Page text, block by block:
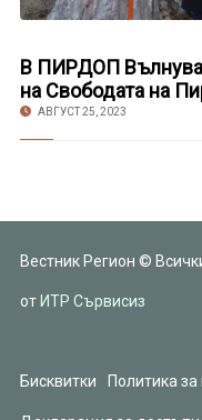
В ПИРДОП
на Свободата на
АВГУСТ 25, 2023
Вестник Регион ©
от ИТР Сървисиз
Бисквитки Политика